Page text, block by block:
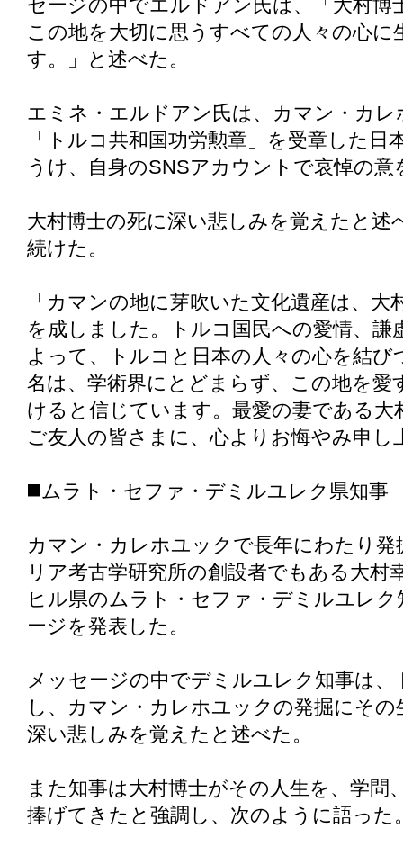
セージの中でエルドアン氏は、「大村博
この地を大切に思うすべての人々の心
す。」と述べた。
エミネ・エルドアン氏は、カマン・カ
「トルコ共和国功労勲章」を受章した
うけ、自身のSNSアカウントで哀悼の意
大村博士の死に深い悲しみを覚えたと
続けた。
「カマンの地に芽吹いた文化遺産は、
を成しました。トルコ国民への愛情、
よって、トルコと日本の人々の心を結
名は、学術界にとどまらず、この地を
けると信じています。最愛の妻である大
ご友人の皆さまに、心よりお悔やみ申し
◼️ムラト・セファ・デミルユレク県知事
カマン・カレホユックで長年にわたり
リア考古学研究所の創設者でもある大
ヒル県のムラト・セファ・デミルユレ
ージを発表した。
メッセージの中でデミルユレク知事は
し、カマン・カレホユックの発掘にそ
深い悲しみを覚えたと述べた。
また知事は大村博士がその人生を、学問
捧げてきたと強調し、次のように語った